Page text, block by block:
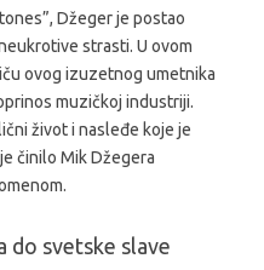
Džeger je postao
strasti. U ovom
ovog izuzetnog umetnika
muzičkoj industriji.
život i nasleđe koje je
činilo Mik Džegera
do svetske slave